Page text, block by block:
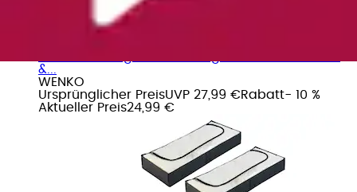
&...
WENKO
Ursprünglicher PreisUVP 27,99 €Rabatt- 10 %
Aktueller Preis24,99 €